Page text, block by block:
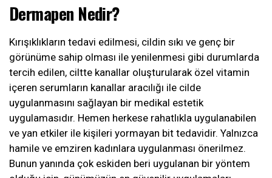
Dermapen Nedir?
Kırışıklıkların tedavi edilmesi, cildin sıkı ve genç bir
görünüme sahip olması ile yenilenmesi gibi durumlarda
tercih edilen, ciltte kanallar oluşturularak özel vitamin
içeren serumların kanallar aracılığı ile cilde
uygulanmasını sağlayan bir medikal estetik
uygulamasıdır. Hemen herkese rahatlıkla uygulanabilen
ve yan etkiler ile kişileri yormayan bit tedavidir. Yalnızca
hamile ve emziren kadınlara uygulanması önerilmez.
Bunun yanında çok eskiden beri uygulanan bir yöntem